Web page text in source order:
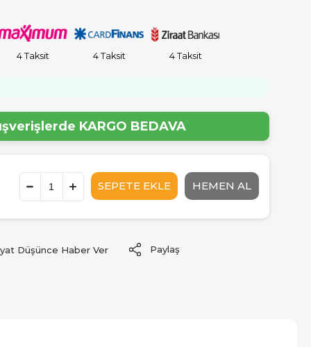
4 Taksit 4 Taksit 4 Taksit
KARGO BEDAVA
Düşünce Haber Ver Paylaş